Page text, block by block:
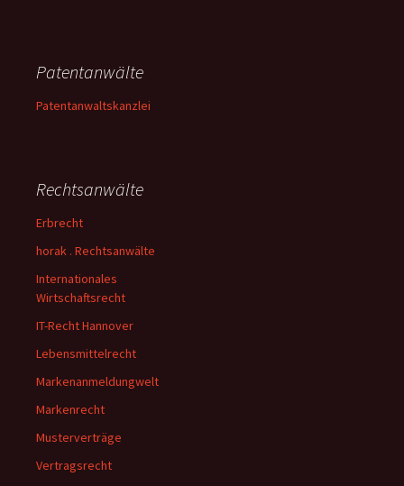
Patentanwälte
Patentanwaltskanzlei
Rechtsanwälte
Erbrecht
horak . Rechtsanwälte
Internationales
Wirtschaftsrecht
IT-Recht Hannover
Lebensmittelrecht
Markenanmeldungwelt
Markenrecht
Musterverträge
Vertragsrecht